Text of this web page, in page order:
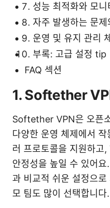
성능 최적화와 모니
자주 발생하는 문제
운영 및 유지 관리
부록: 고급 설정 tip
FAQ 섹션
1. Softether
Softether VPN은 오픈
다양한 운영 체제에서
러 프로토콜을 지원하고
안정성을 높일 수 있어
과 비교적 쉬운 설정으
모 팀도 많이 선택합니다.